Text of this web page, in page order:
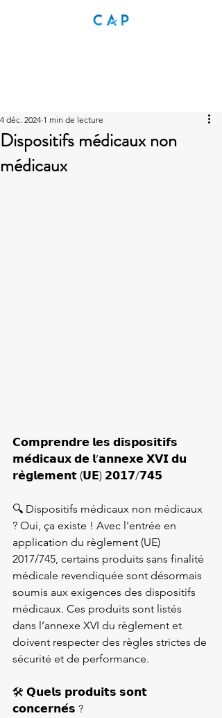
Dispositifs médicaux non
médicaux
4 déc. 2024 1 min de lecture
𝗖𝗼𝗺𝗽𝗿𝗲𝗻𝗱𝗿𝗲 𝗹𝗲𝘀 𝗱𝗶𝘀𝗽𝗼𝘀𝗶𝘁𝗶𝗳𝘀
𝗺𝗲́𝗱𝗶𝗰𝗮𝘂𝘅 𝗱𝗲 𝗹’𝗮𝗻𝗻𝗲𝘅𝗲 𝗫𝗩𝗜 𝗱𝘂
𝗿𝗲̀𝗴𝗹𝗲𝗺𝗲𝗻𝘁 (𝗨𝗘) 𝟮𝟬𝟭𝟳/𝟳𝟰𝟱
🔍 Dispositifs médicaux non médicaux
? Oui, ça existe ! Avec l'entrée en
application du règlement (UE)
2017/745, certains produits sans finalité
médicale revendiquée sont désormais
soumis aux exigences des dispositifs
médicaux. Ces produits sont listés
dans l’annexe XVI du règlement et
doivent respecter des règles strictes de
sécurité et de performance.
🛠️ 𝗤𝘂𝗲𝗹𝘀 𝗽𝗿𝗼𝗱𝘂𝗶𝘁𝘀 𝘀𝗼𝗻𝘁
𝗰𝗼𝗻𝗰𝗲𝗿𝗻𝗲́𝘀 ?